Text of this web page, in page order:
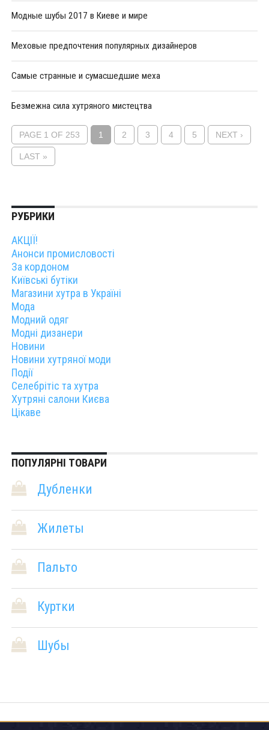
Модные шубы 2017 в Киеве и мире
Меховые предпочтения популярных дизайнеров
Самые странные и сумасшедшие меха
Безмежна сила хутряного мистецтва
PAGE 1 OF 253 1 2 3 4 5 NEXT ›
LAST »
РУБРИКИ
АКЦІЇ!
Анонси промисловості
За кордоном
Київські бутіки
Магазини хутра в Україні
Мода
Модний одяг
Модні дизанери
Новини
Новини хутряної моди
Події
Селебрітіс та хутра
Хутряні салони Києва
Цікаве
ПОПУЛЯРНІ ТОВАРИ
Дубленки
Жилеты
Пальто
Куртки
Шубы